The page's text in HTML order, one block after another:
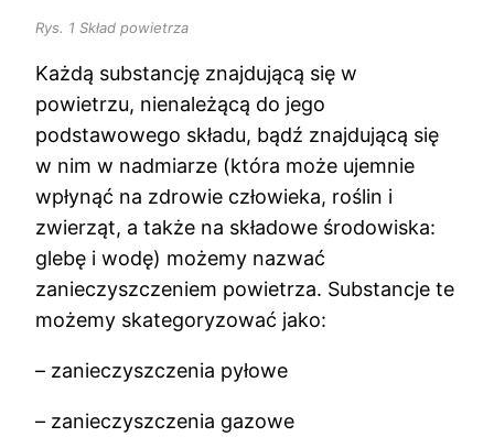
Rys. 1 Skład powietrza
Każdą substancję znajdującą się w
powietrzu, nienależącą do jego
podstawowego składu, bądź znajdującą się
w nim w nadmiarze (która może ujemnie
wpłynąć na zdrowie człowieka, roślin i
zwierząt, a także na składowe środowiska:
glebę i wodę) możemy nazwać
zanieczyszczeniem powietrza. Substancje te
możemy skategoryzować jako:
– zanieczyszczenia pyłowe
– zanieczyszczenia gazowe
najlepiej
podczas
Twojej wizyty.
Jeśli
odrzucisz te
pliki cookie,
niektóre
funkcje znikną
ze strony
internetowej.